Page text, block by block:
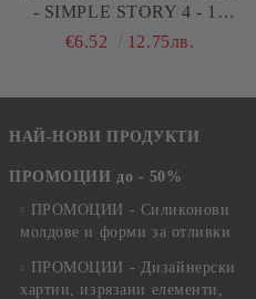
- SIMPLE STORY 4 - 15
ЛИСТА
€6.52 12.75лв.
НАЙ-НОВИ ПРОДУКТИ
ПРОМОЦИИ до - 50%
ПРОМОЦИИ - Силиконови
молдове и форми за отливки
ПРОМОЦИИ - Дизайнерски
хартии, изрязани елементи,